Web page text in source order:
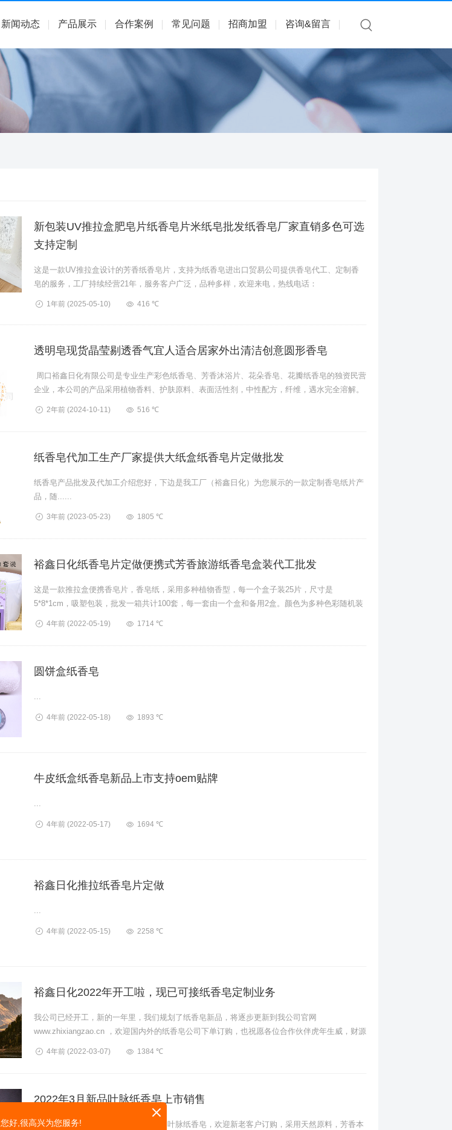
新闻动态 产品展示 合作案例 常见问题 招商加盟 咨询&留言
新包装UV推拉盒肥皂片纸香皂片米纸皂批发纸香皂厂家直销多色可选
支持定制
这是一款UV推拉盒设计的芳香纸香皂片，支持为纸香皂进出口贸易公司提供香皂代工、定制香
皂的服务，工厂持续经营21年，服务客户广泛，品种多样，欢迎来电，热线电话：
1年前 (2025-05-10) 416 ℃
透明皂现货晶莹剔透香气宜人适合居家外出清洁创意圆形香皂
周口裕鑫日化有限公司是专业生产彩色纸香皂、芳香沐浴片、花朵香皂、花瓣纸香皂的独资民营
企业，本公司的产品采用植物香料、护肤原料、表面活性剂，中性配方，纤维，遇水完全溶解。
2年前 (2024-10-11) 516 ℃
纸香皂代加工生产厂家提供大纸盒纸香皂片定做批发
纸香皂产品批发及代加工介绍您好，下边是我工厂（裕鑫日化）为您展示的一款定制香皂纸片产
品，随......
3年前 (2023-05-23) 1805 ℃
裕鑫日化纸香皂片定做便携式芳香旅游纸香皂盒装代工批发
这是一款推拉盒便携香皂片，香皂纸，采用多种植物香型，每一个盒子装25片，尺寸是
5*8*1cm，吸塑包装，批发一箱共计100套，每一套由一个盒和备用2盒。颜色为多种色彩随机装
4年前 (2022-05-19) 1714 ℃
圆饼盒纸香皂
...
4年前 (2022-05-18) 1893 ℃
牛皮纸盒纸香皂新品上市支持oem贴牌
...
4年前 (2022-05-17) 1694 ℃
裕鑫日化推拉纸香皂片定做
...
4年前 (2022-05-15) 2258 ℃
裕鑫日化2022年开工啦，现已可接纸香皂定制业务
我公司已经开工，新的一年里，我们规划了纸香皂新品，将逐步更新到我公司官网
www.zhixiangzao.cn ，欢迎国内外的纸香皂公司下单订购，也祝愿各位合作伙伴虎年生威，财源
4年前 (2022-03-07) 1384 ℃
2022年3月新品叶脉纸香皂上市销售
这是我工厂今年新设计的纸香皂产品：叶脉纸香皂，欢迎新老客户订购，采用天然原料，芳香本
您好,很高兴为您服务!